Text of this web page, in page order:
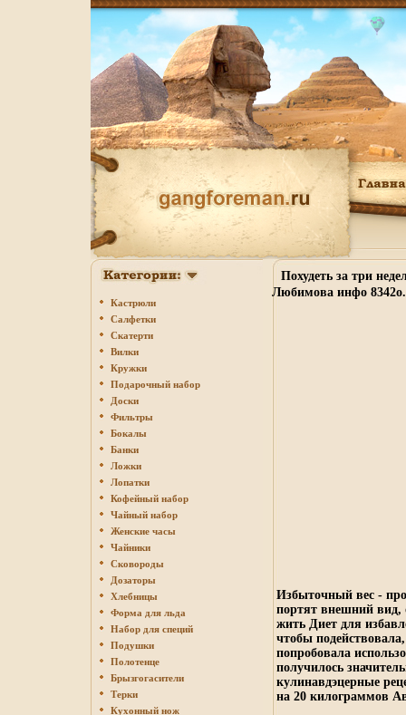
Кастрюли
Салфетки
Скатерти
Вилки
Кружки
Подарочный набор
Доски
Фильтры
Бокалы
Банки
Ложки
Лопатки
Кофейный набор
Чайный набор
Женские часы
Чайники
Сковороды
Дозаторы
Хлебницы
Форма для льда
Набор для специй
Подушки
Полотенце
Брызгогасители
Терки
Кухонный нож
Похудеть за три
Любимова инфо 8342o.
Избыточный вес -
портят внешний вид,
жить Диет для
чтобы
попробовала
получилось
кулинавдэцерные
на 20 килограммов